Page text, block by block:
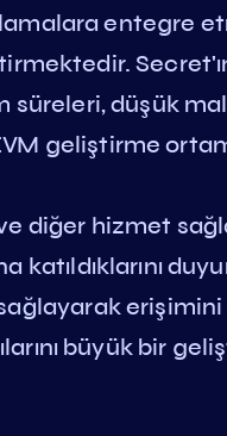
entegre
süreleri, düşük
geliştirme
diğer hizmet
katıldıklarını
erişimini
büyük bir